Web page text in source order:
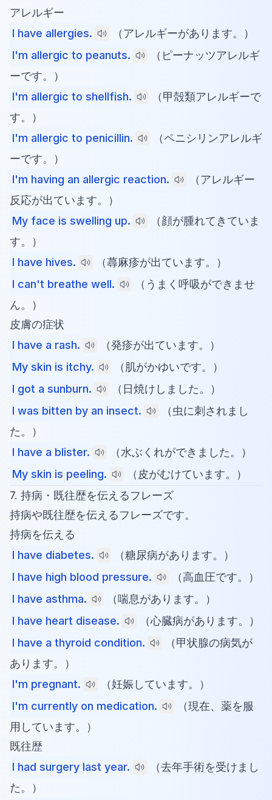
アレルギー
I have allergies.
（アレルギーがあります。）
I'm allergic to peanuts.
（ピーナッツアレルギ
ーです。）
I'm allergic to shellfish.
（甲殻類アレルギーで
す。）
I'm allergic to penicillin.
（ペニシリンアレルギ
ーです。）
I'm having an allergic reaction.
（アレルギー
反応が出ています。）
My face is swelling up.
（顔が腫れてきていま
す。）
I have hives.
（蕁麻疹が出ています。）
I can't breathe well.
（うまく呼吸ができませ
ん。）
皮膚の症状
I have a rash.
（発疹が出ています。）
My skin is itchy.
（肌がかゆいです。）
I got a sunburn.
（日焼けしました。）
I was bitten by an insect.
（虫に刺されまし
た。）
I have a blister.
（水ぶくれができました。）
My skin is peeling.
（皮がむけています。）
7. 持病・既往歴を伝えるフレーズ
持病や既往歴を伝えるフレーズです。
持病を伝える
I have diabetes.
（糖尿病があります。）
I have high blood pressure.
（高血圧です。）
I have asthma.
（喘息があります。）
I have heart disease.
（心臓病があります。）
I have a thyroid condition.
（甲状腺の病気が
あります。）
I'm pregnant.
（妊娠しています。）
I'm currently on medication.
（現在、薬を服
用しています。）
既往歴
I had surgery last year.
（去年手術を受けまし
た。）